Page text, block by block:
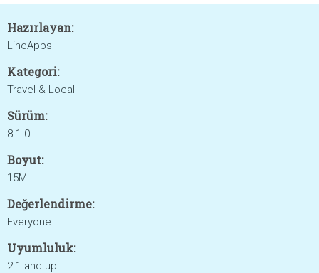
Hazırlayan:
LineApps
Kategori:
Travel & Local
Sürüm:
8.1.0
Boyut:
15M
Değerlendirme:
Everyone
Uyumluluk:
2.1 and up